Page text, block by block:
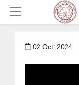
02 Oct ,2024